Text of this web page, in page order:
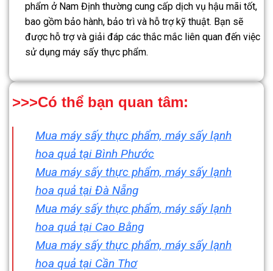
phẩm ở Nam Định thường cung cấp dịch vụ hậu mãi tốt,
bao gồm bảo hành, bảo trì và hỗ trợ kỹ thuật. Bạn sẽ
được hỗ trợ và giải đáp các thắc mắc liên quan đến việc
sử dụng máy sấy thực phẩm.
>>>Có thể bạn quan tâm:
Mua máy sấy thực phẩm, máy sấy lạnh
hoa quả tại Bình Phước
Mua máy sấy thực phẩm, máy sấy lạnh
hoa quả tại Đà Nẵng
Mua máy sấy thực phẩm, máy sấy lạnh
hoa quả tại Cao Bằng
Mua máy sấy thực phẩm, máy sấy lạnh
hoa quả tại Cần Thơ